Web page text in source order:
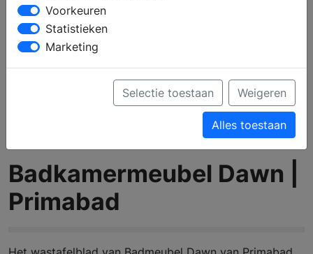
Badkamermeubel Dawn |
Primabad
Voorkeuren
Statistieken
Marketing
Selectie toestaan Weigeren
Alles toestaan